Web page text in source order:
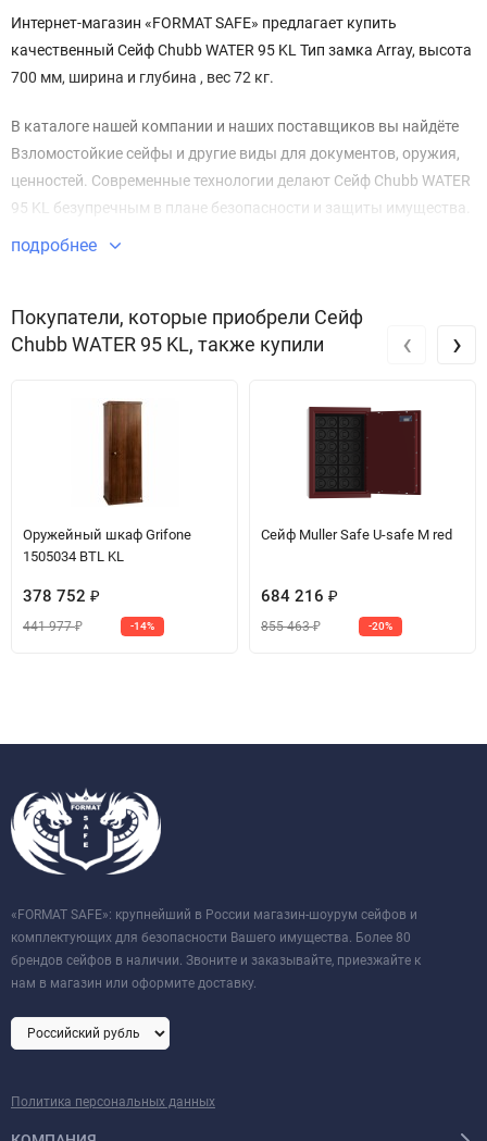
Интернет-магазин «FORMAT SAFE» предлагает купить
качественный Сейф Chubb WATER 95 KL Тип замка Array, высота
700 мм, ширина и глубина , вес 72 кг.
В каталоге нашей компании и наших поставщиков вы найдёте
Взломостойкие сейфы и другие виды для документов, оружия,
ценностей. Современные технологии делают Сейф Chubb WATER
95 KL безупречным в плане безопасности и защиты имущества.
Звоните по телефону +7 495 220 33 01
подробнее
Покупатели, которые приобрели Сейф
Chubb WATER 95 KL, также купили
Оружейный шкаф Grifone
1505034 BTL KL
378 752 ₽
441 977₽ -14%
Сейф Muller Safe U-safe M red
684 216 ₽
855 463₽ -20%
‹ ›
«FORMAT SAFE»: крупнейший в России магазин-шоурум сейфов и
комплектующих для безопасности Вашего имущества. Более 80
брендов сейфов в наличии. Звоните и заказывайте, приезжайте к
нам в магазин или оформите доставку.
Политика персональных данных